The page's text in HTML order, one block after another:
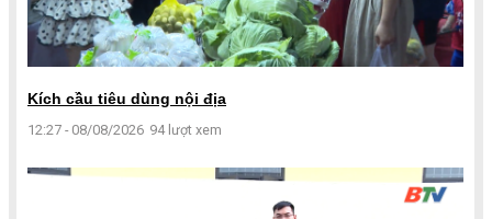
Kích cầu tiêu dùng nội địa
12:27 - 08/08/2026 94 lượt xem